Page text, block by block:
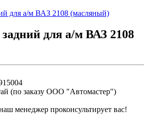
для а/м ВАЗ 2108
(по заказу ООО "Автомастер")
менеджер проконсультирует вас!